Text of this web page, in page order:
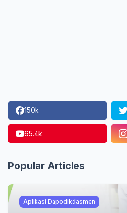
150k
65.4k
Popular Articles
Aplikasi Dapodikdasmen